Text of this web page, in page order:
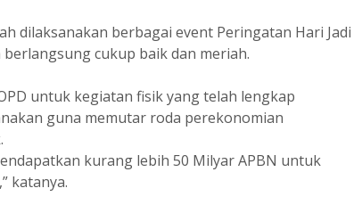
dilaksanakan berbagai event Peringatan Hari Jadi
cukup baik dan meriah.
untuk kegiatan fisik yang telah lengkap
guna memutar roda perekonomian
kurang lebih 50 Milyar APBN untuk
katanya.